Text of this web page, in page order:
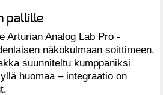
pallille
Arturian Analog Lab Pro -
näkökulmaan soittimeen.
suunniteltu kumppaniksi
huomaa – integraatio on